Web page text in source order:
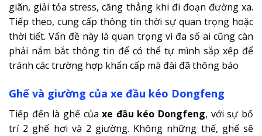
giãn, giải tỏa stress, căng thẳng khi đi đoạn đường xa.
Tiếp theo, cung cấp thông tin thời sự quan trọng hoặc
thời tiết. Vấn đề này là quan trọng vì đa số ai cũng càn
phải nắm bắt thông tin để có thể tự mình sắp xếp để
tránh các trường hợp khẩn cấp mà đài đã thông báo
Ghế và giường của xe đầu kéo Dongfeng
Tiếp đến là ghế củaxe đầu kéo Dongfeng, với sự bố
trí 2 ghế hơi và 2 giường. Không những thế, ghế sẽ